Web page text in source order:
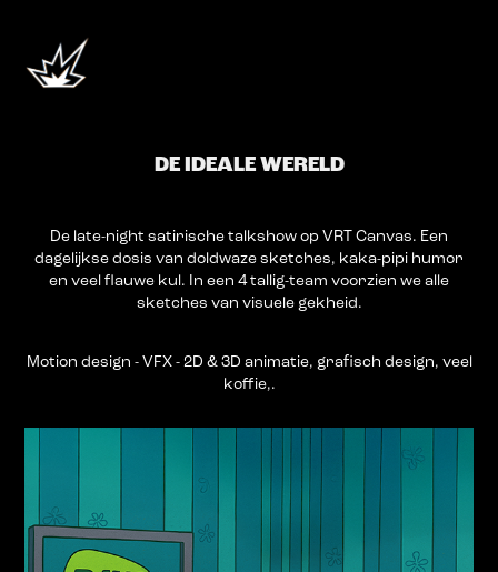
DE IDEALE WERELD
De late-night satirische talkshow op VRT Canvas. Een
dagelijkse dosis van doldwaze sketches, kaka-pipi humor
en veel flauwe kul. In een 4 tallig-team voorzien we alle
sketches van visuele gekheid.
Motion design - VFX - 2D & 3D animatie, grafisch design, veel
koffie,.